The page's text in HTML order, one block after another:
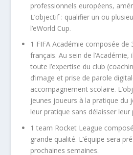
professionnels européens,
L’objectif : qualifier un ou
l’eWorld Cup.
1 FIFA Académie composée de
français. Au sein de
toute l’expertise du club
d’image et prise de parole
accompagnement scolaire.
jeunes joueurs à la pratique du
leur pratique sans délaisser leur
1 team Rocket League
grande qualité. L’équipe sera
prochaines semaines.